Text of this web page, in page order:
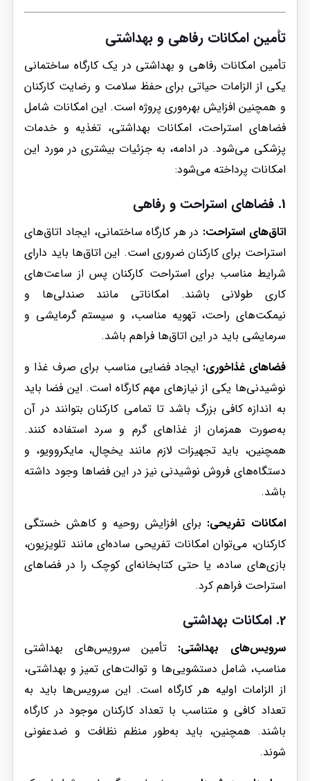
تأمین امکانات رفاهی و بهداشتی
تأمین امکانات رفاهی و بهداشتی در یک کارگاه ساختمانی
یکی از الزامات حیاتی برای حفظ سلامت و رضایت کارکنان
و همچنین افزایش بهره‌وری پروژه است. این امکانات شامل
فضاهای استراحت، امکانات بهداشتی، تغذیه و خدمات
پزشکی می‌شود. در ادامه، به جزئیات بیشتری در مورد این
امکانات پرداخته می‌شود:
1. فضاهای استراحت و رفاهی
اتاق‌های استراحت: در هر کارگاه ساختمانی، ایجاد اتاق‌های
استراحت برای کارکنان ضروری است. این اتاق‌ها باید دارای
شرایط مناسب برای استراحت کارکنان پس از ساعت‌های
کاری طولانی باشند. امکاناتی مانند صندلی‌ها و
نیمکت‌های راحت، تهویه مناسب، و سیستم گرمایشی و
سرمایشی باید در این اتاق‌ها فراهم باشد.
فضاهای غذاخوری: ایجاد فضایی مناسب برای صرف غذا و
نوشیدنی‌ها یکی از نیازهای مهم کارگاه است. این فضا باید
به اندازه کافی بزرگ باشد تا تمامی کارکنان بتوانند در آن
به‌صورت همزمان از غذاهای گرم و سرد استفاده کنند.
همچنین، باید تجهیزات لازم مانند یخچال، مایکروویو، و
دستگاه‌های فروش نوشیدنی نیز در این فضاها وجود داشته
باشد.
امکانات تفریحی: برای افزایش روحیه و کاهش خستگی
کارکنان، می‌توان امکانات تفریحی ساده‌ای مانند تلویزیون،
بازی‌های ساده، یا حتی کتابخانه‌ای کوچک را در فضاهای
استراحت فراهم کرد.
2. امکانات بهداشتی
سرویس‌های بهداشتی: تأمین سرویس‌های بهداشتی
مناسب، شامل دستشویی‌ها و توالت‌های تمیز و بهداشتی،
از الزامات اولیه هر کارگاه است. این سرویس‌ها باید به
تعداد کافی و متناسب با تعداد کارکنان موجود در کارگاه
باشند. همچنین، باید به‌طور منظم نظافت و ضدعفونی
شوند.